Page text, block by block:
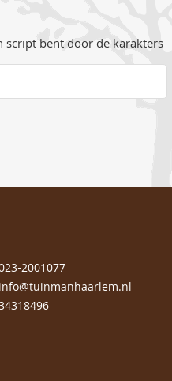
script bent door de karakters
2001077
info@tuinmanhaarlem.nl